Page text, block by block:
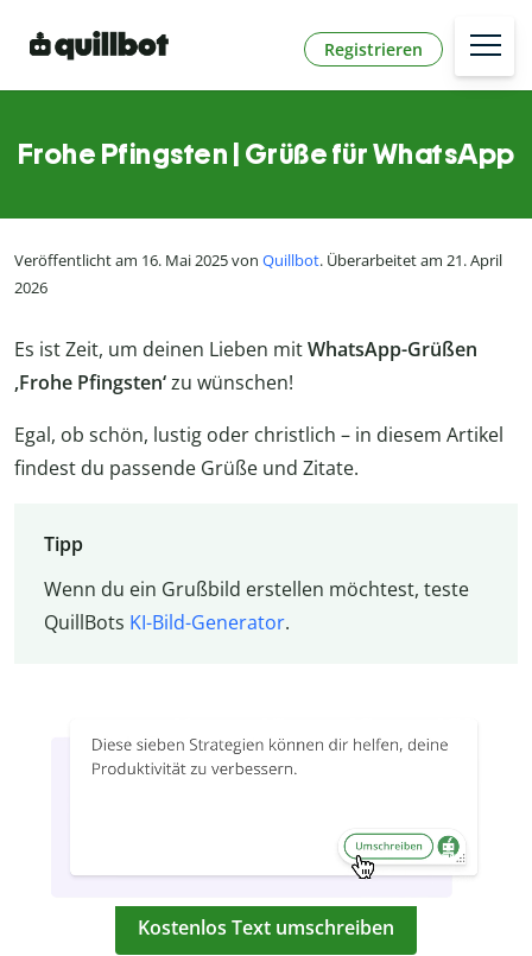
Registrieren
Frohe Pfingsten | Grüße für WhatsApp
Veröffentlicht am 16. Mai 2025 von Quillbot. Überarbeitet am 21. April
2026
Es ist Zeit, um deinen Lieben mitWhatsApp-Grüßen
‚Frohe Pfingsten‘zu wünschen!
Egal, ob schön, lustig oder christlich – in diesem Artikel
findest du passende Grüße und Zitate.
Tipp
Wenn du ein Grußbild erstellen möchtest, teste
QuillBots KI-Bild-Generator.
Kostenlos Text umschreiben